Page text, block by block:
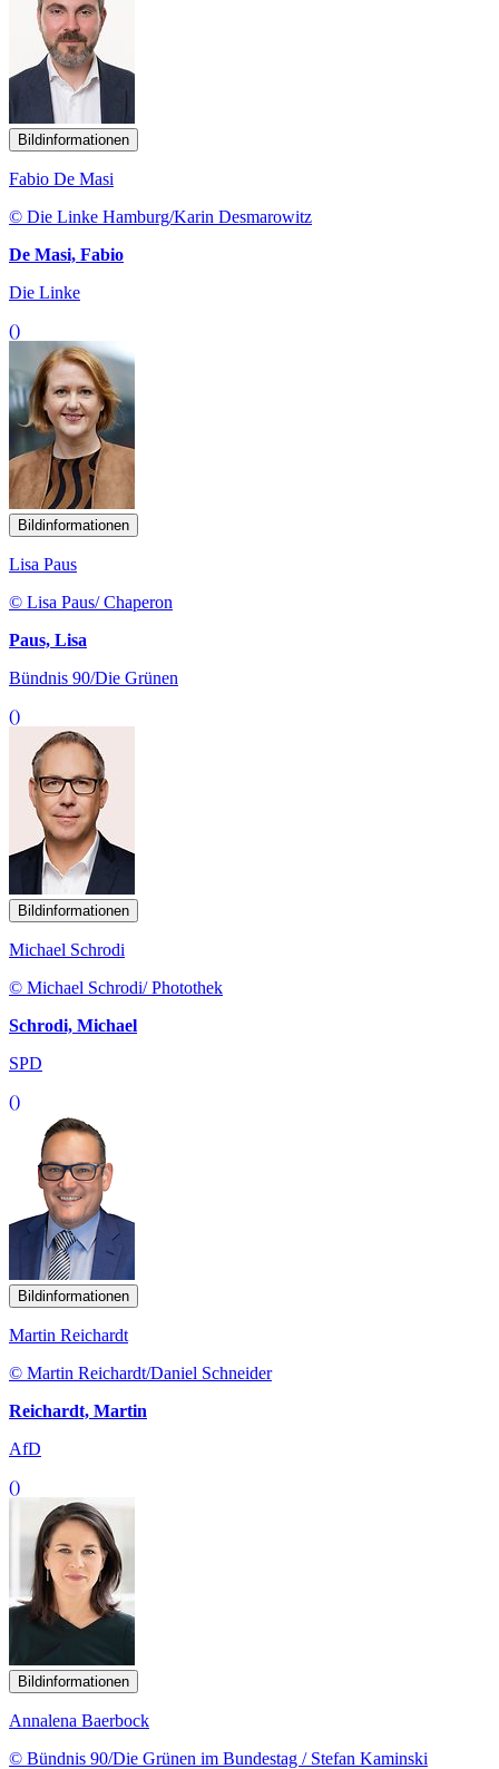
Bildinformationen
Fabio De Masi
© Die Linke Hamburg/Karin Desmarowitz
De Masi, Fabio
Die Linke
()
Bildinformationen
Lisa Paus
© Lisa Paus/ Chaperon
Paus, Lisa
Bündnis 90/Die Grünen
()
Bildinformationen
Michael Schrodi
© Michael Schrodi/ Photothek
Schrodi, Michael
SPD
()
Bildinformationen
Martin Reichardt
© Martin Reichardt/Daniel Schneider
Reichardt, Martin
AfD
()
Bildinformationen
Annalena Baerbock
© Bündnis 90/Die Grünen im Bundestag / Stefan Kaminski